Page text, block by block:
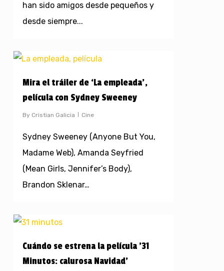
han sido amigos desde pequeños y
desde siempre...
Mira el tráiler de ‘La empleada’,
película con Sydney Sweeney
By Cristian Galicia Cine
Sydney Sweeney (Anyone But You,
Madame Web), Amanda Seyfried
(Mean Girls, Jennifer’s Body),
Brandon Sklenar…
Cuándo se estrena la película ’31
Minutos: calurosa Navidad’